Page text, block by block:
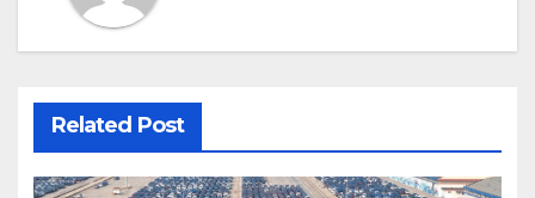
Related Post